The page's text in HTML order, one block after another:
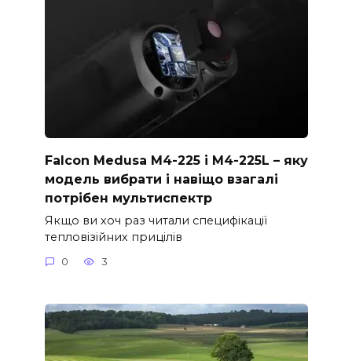
Falcon Medusa M4-225 і M4-225L – яку
модель вибрати і навіщо взагалі
потрібен мультиспектр
Якщо ви хоч раз читали специфікації
тепловізійних прицілів
0 3